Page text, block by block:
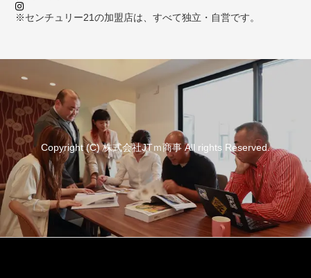
※センチュリー21の加盟店は、すべて独立・自営です。
Copyright (C) 株式会社JTｍ商事 All rights Reserved.